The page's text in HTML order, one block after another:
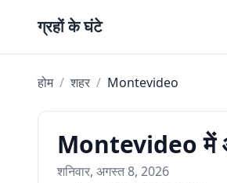
Skip to content
ग्रहों के घंटे
होम / शहर / Montevideo
Montevideo में
शनिवार, अगस्त 8, 2026